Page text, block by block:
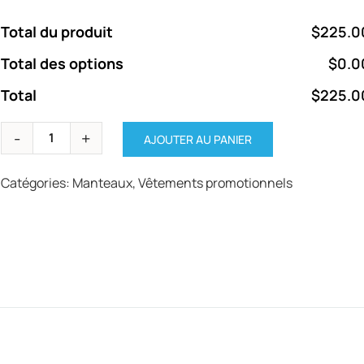
Total du produit
Total des options
Total
AJOUTER AU PANIER
Catégories: Manteaux,Vêtements promotionnels